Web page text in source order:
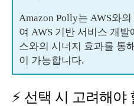
Amazon Polly는 AWS와
여 AWS 기반 서비스 개발
스와의 시너지 효과를 통
이 가능합니다.
⚡ 선택 시 고려해야